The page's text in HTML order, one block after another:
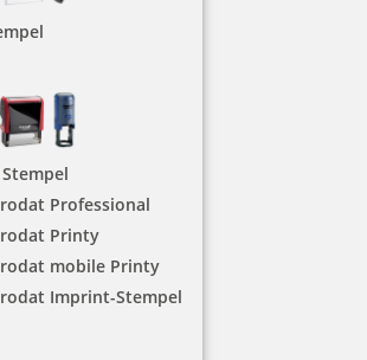
Professional
Printy
mobile Printy
Imprint-Stempel
hat viele verschiedene
zum Beispiel ist er für das Büro
Bereich sehr gut geeignet.